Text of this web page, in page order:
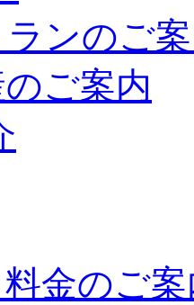
ンのご
ご案内
金のご